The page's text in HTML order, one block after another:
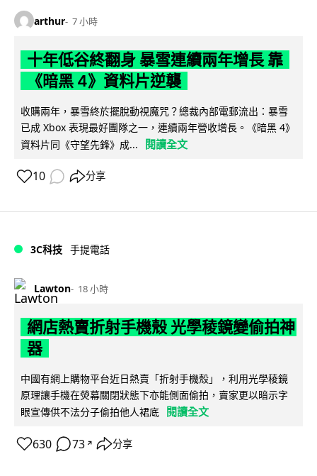
arthur 7 小時
十年低谷終翻身 暴雪連續兩年增長 靠
《暗黑 4》資料片逆襲
收購兩年，暴雪終於擺脫動視魔咒？總裁內部電郵流出：暴雪
已成 Xbox 表現最好團隊之一，連續兩年營收增長。《暗黑 4》
資料片同《守望先鋒》成...
閱讀全文
10 分享
3C科技 手提電話
Lawton 18 小時
網店熱賣折射手機殼 光學稜鏡變偷拍神
器
中國有網上購物平台近日熱賣「折射手機殼」，利用光學稜鏡
原理讓手機在熒幕關閉狀態下亦能側面偷拍，賣家更以暗示字
眼宣傳供不法分子偷拍他人裙底
閱讀全文
630 73 ↗ 分享